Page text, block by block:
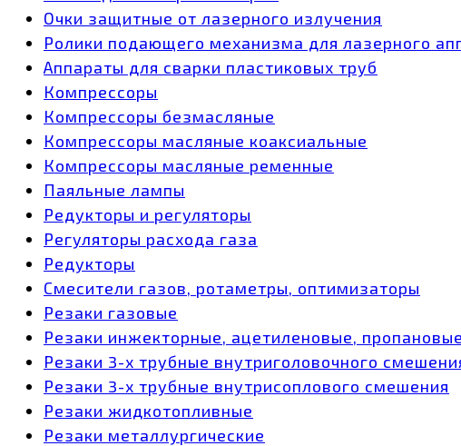
Очки защитные от лазерного излучения
Ролики подающего механизма для лазерного
Аппараты для сварки пластиковых труб
Компрессоры
Компрессоры безмасляные
Компрессоры масляные коаксиальные
Компрессоры масляные ременные
Паяльные лампы
Редукторы и регуляторы
Регуляторы расхода газа
Редукторы
Смесители газов, ротаметры, оптимизаторы
Резаки газовые
Резаки инжекторные, ацетиленовые,
Резаки 3-х трубные внутриголовочного
Резаки 3-х трубные внутрисоплового смешения
Резаки жидкотопливные
Резаки металлургические